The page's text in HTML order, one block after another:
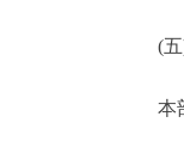
(五)
本部